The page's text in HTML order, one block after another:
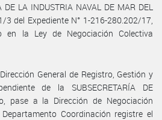
LA INDUSTRIA NAVAL DE MAR DEL
3 del Expediente N° 1-216-280.202/17,
en la Ley de Negociación Colectiva
General de Registro, Gestión y
de la SUBSECRETARÍA DE
pase a la Dirección de Negociación
Coordinación registre el